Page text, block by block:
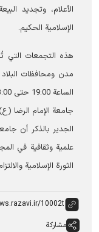
الأعلام، وتجديد
الإسلامیة الحکیم.
هذه التجمعات التي
مدن ومحافظات البلاد
جامعة الإمام الرضا
الجدير بالذكر أن
علمية وثقافية في
الثورة الإسلامية
مشاركة